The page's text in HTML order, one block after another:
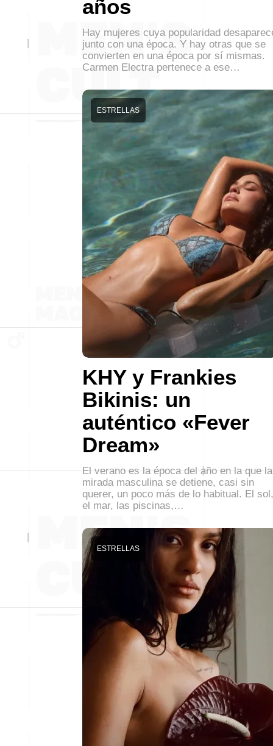
años
Hay mujeres cuya popularidad
junto con una época. Y hay otras que se
convierten en una época por sí mismas.
Carmen Electra pertenece a ese…
KHY y Frankies
Bikinis: un
auténtico «Fever
Dream»
ESTRELLAS
El verano es la época del año en la que la
mirada masculina se detiene, casi sin
querer, un poco más de lo habitual. El sol,
el mar, las piscinas,…
ESTRELLAS